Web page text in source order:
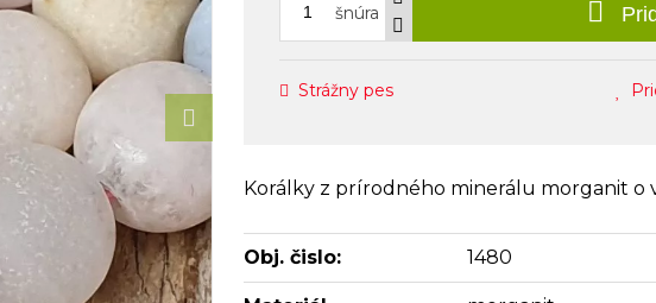
šnúra
Strážny pes
Korálky z prírodného minerálu morganit o
Obj. čislo: 1480